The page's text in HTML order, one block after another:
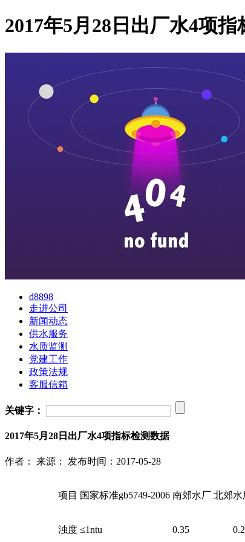
2017年5月28日出厂水4项
d8898
走进公司
新闻动态
供水服务
水质监测
党建工作
政策法规
客服信箱
关键字：
2017年5月28日出厂水4项指标检测数据
作者： 来源： 发布时间：2017-05-28
项目 国家标准gb5749-2006 南郊水厂 北郊水
浊度 ≤1ntu 0.35